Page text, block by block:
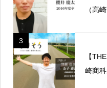
（高
3
【
崎商